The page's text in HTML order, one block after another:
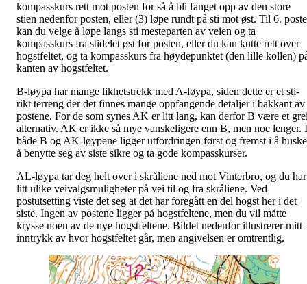
kompasskurs rett mot posten for så å bli fanget opp av den store
stien nedenfor posten, eller (3) løpe rundt på sti mot øst. Til 6.
kan du velge å løpe langs sti mesteparten av veien og ta
kompasskurs fra stidelet øst for posten, eller du kan kutte rett over
hogstfeltet, og ta kompasskurs fra høydepunktet (den lille kollen)
kanten av hogstfeltet.
B-løypa har mange likhetstrekk med A-løypa, siden dette er et sti-
rikt terreng der det finnes mange oppfangende detaljer i bakkant av
postene. For de som synes AK er litt lang, kan derfor B være et
alternativ. AK er ikke så mye vanskeligere enn B, men noe lenger. I
både B og AK-løypene ligger utfordringen først og fremst i å huske
å benytte seg av siste sikre og ta gode kompasskurser.
AL-løypa tar deg helt over i skråliene ned mot Vinterbro, og du har
litt ulike veivalgsmuligheter på vei til og fra skråliene. Ved
postutsetting viste det seg at det har foregått en del hogst her i det
siste. Ingen av postene ligger på hogstfeltene, men du vil måtte
krysse noen av de nye hogstfeltene. Bildet nedenfor illustrerer mitt
inntrykk av hvor hogstfeltet går, men angivelsen er omtrentlig.